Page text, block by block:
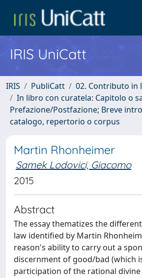
IRIS UniCatt
IRIS PubliCatt
02. Contributo in
In libro con curatela: Capitolo o
Prefazione/Postfazione; Breve
catalogo, repertorio o corpus
Martin Rhonheimer
Samek Lodovici, Giacomo
2015
Abstract
The essay thematizes the
law identified by Martin
reason's ability to carry out a
discernment of good/bad (which
participation of the rational divine